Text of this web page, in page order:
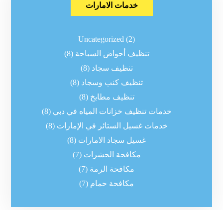
خدمات الامارات
Uncategorized (2)
تنظيف أحواض السباحة (8)
تنظيف سجاد (8)
تنظيف كنب وسجاد (8)
تنظيف مطابخ (8)
خدمات تنظيف خزانات المياه في دبي (8)
خدمات غسيل الستائر في الإمارات (8)
غسيل سجاد الامارات (8)
مكافحة الحشرات (7)
مكافحة الرمة (7)
مكافحة حمام (7)